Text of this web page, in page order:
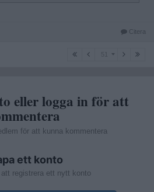
Citera
51
eller logga in för att
för att kunna kommentera
ett konto
registrera ett nytt konto